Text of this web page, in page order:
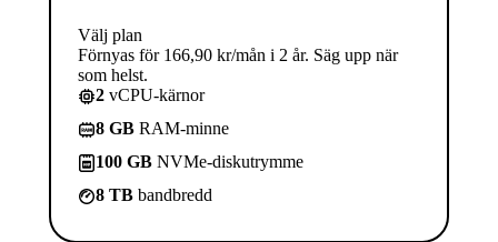
Välj plan
Förnyas för 166,90 kr/mån i 2 år. Säg upp när
som helst.
2 vCPU-kärnor
8 GB RAM-minne
100 GB NVMe-diskutrymme
8 TB bandbredd